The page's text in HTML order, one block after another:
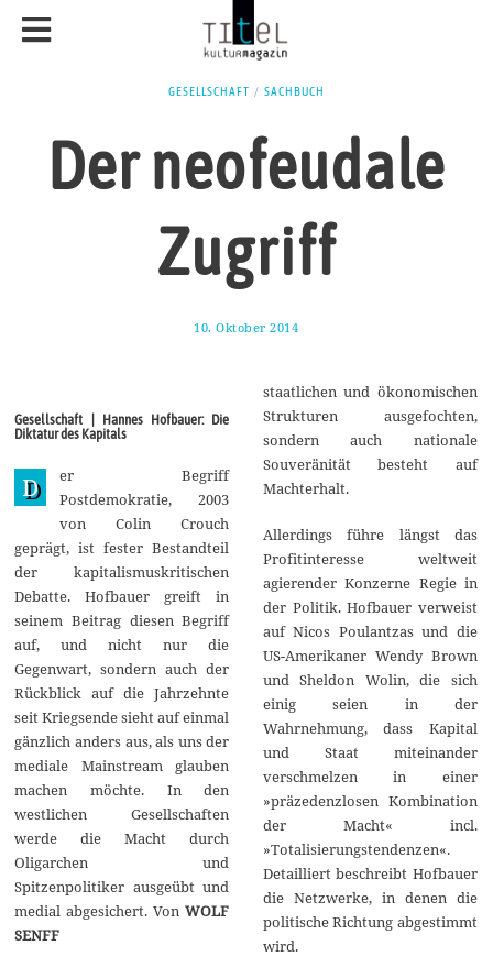
GESELLSCHAFT / SACHBUCH
Der neofeudale
Zugriff
10. Oktober 2014
k
t
o
b
e
r
2
4
Gesellschaft | Hannes Hofbauer: Die
Diktatur des Kapitals
D
er Begriff
Postdemokratie, 2003
von Colin Crouch
geprägt, ist fester Bestandteil
der kapitalismuskritischen
Debatte. Hofbauer greift in
seinem Beitrag diesen Begriff
auf, und nicht nur die
Gegenwart, sondern auch der
Rückblick auf die Jahrzehnte
seit Kriegsende sieht auf einmal
gänzlich anders aus, als uns der
mediale Mainstream glauben
machen möchte. In den
westlichen Gesellschaften
werde die Macht durch
Oligarchen und
Spitzenpolitiker ausgeübt und
medial abgesichert. VonWOLF
SENFF
staatlichen und ökonomischen
Strukturen ausgefochten,
sondern auch nationale
Souveränität besteht auf
Machterhalt.
Allerdings führe längst das
Profitinteresse weltweit
agierender Konzerne Regie in
der Politik. Hofbauer verweist
auf Nicos Poulantzas und die
US-Amerikaner Wendy Brown
und Sheldon Wolin, die sich
einig seien in der
Wahrnehmung, dass Kapital
und Staat miteinander
verschmelzen in einer
»präzedenzlosen Kombination
der Macht« incl.
»Totalisierungstendenzen«.
Detailliert beschreibt Hofbauer
die Netzwerke, in denen die
politische Richtung abgestimmt
wird.